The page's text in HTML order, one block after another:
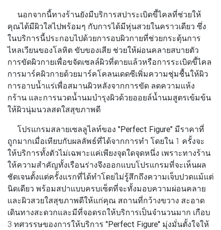
นอกจากนี้ทางร้านยังมีบริการสปาระเบิดขี้ไคลที่ช่วยให้
คุณได้มีผิวใสไปพร้อมๆ กับการได้มีหุ่นสวยในคราวเดียว ซึ่ง
ในบริการนี้ประกอบไปด้วยการอบผิวกายที่ช่วยกระตุ้นการ
ไหลเวียนของโลหิต ขับของเสีย ช่วยให้ผ่อนคลายสบายตัว
การขัดผิวกายเพื่อขจัดเซลล์ผิวที่ตายแล้วหรือการระเบิดขี้ไคล
การมาร์คผิวกายด้วยมาร์คโคลนเดดซีเพิ่มความชุ่มชื้นให้ผิว
การอาบน้ำแร่เพื่อสมานผิวหลังจากการขัด ลดความแห้ง
กร้าน และการนวดน้ำนมบำรุงผิวด้วยออยล์น้ำนมสูตรเข้มข้น
ให้ผิวนุ่มนวลสดใสสุขภาพดี
โปรแกรมสลายเซลลูไลท์ของ "Perfect Figure" มีราคาที่
ถูกมากเมื่อเทียบกับผลลัพธ์ที่ได้จากการทำ โดยใน 1 ครั้งจะ
ให้บริการทั้งตัวไม่เฉพาะแค่เพียงจุดใดจุดหนึ่ง เพราะทางร้าน
ให้ความสำคัญทั้งเรือนร่างจึงออกแบบโปรแกรมที่จะเห็นผล
ชัดเจนตั้งแต่ครั้งแรกที่ได้ทำโดยไม่รู้สึกถึงความเจ็บปวดแม้แต่
นิดเดียว พร้อมสปาแบบครบเซ็ตที่จะทั้งมอบความผ่อนคลาย
และผิวสวยใสสุขภาพดีให้แก่คุณ สถานที่กว้างขวาง สะอาด
เดินทางสะดวกและมีที่จอดรถให้บริการเป็นจำนวนมาก เกือบ
3 ทศวรรษของการให้บริการ "Perfect Figure" มุ่งมั่นตั้งใจให้